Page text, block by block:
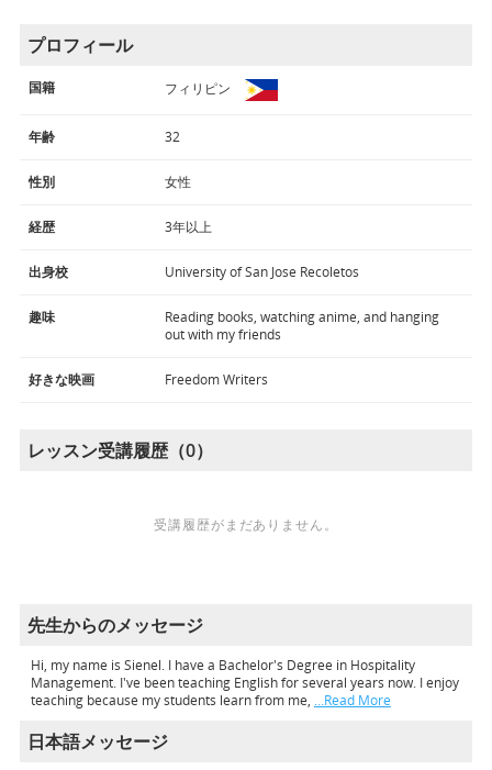
プロフィール
国籍 フィリピン
年齢 32
性別 女性
経歴 3年以上
出身校 University of San Jose Recoletos
趣味
Reading books, watching anime, and hanging
out with my friends
好きな映画 Freedom Writers
レッスン受講履歴（0）
受講履歴がまだありません。
先生からのメッセージ
Hi, my name is Sienel. I have a Bachelor's Degree in Hospitality
Management. I've been teaching English for several years now. I enjoy
teaching because my students learn from me, …Read More
日本語メッセージ